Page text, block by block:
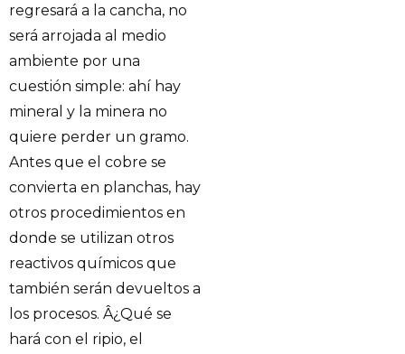
regresará a la cancha, no
será arrojada al medio
ambiente por una
cuestión simple: ahí hay
mineral y la minera no
quiere perder un gramo.
Antes que el cobre se
convierta en planchas, hay
otros procedimientos en
donde se utilizan otros
reactivos químicos que
también serán devueltos a
los procesos. Â¿Qué se
hará con el ripio, el